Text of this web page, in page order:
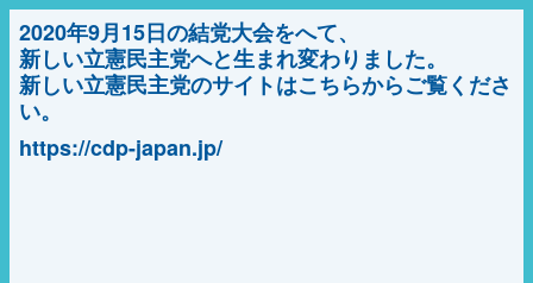
2020年9月15日の結党大会をへて、
新しい立憲民主党へと生まれ変わりました。
新しい立憲民主党のサイトはこちらからご覧くださ
い。
https://cdp-japan.jp/